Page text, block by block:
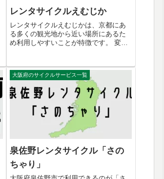
レンタサイクルえむじか
レンタサイクルえむじかは、京都にあ
る多くの観光地から近い場所にあるた
め利用しやすいことが特徴です。 変速
ンタサイクルえむじかの交通アクセス
住所 〒606-8205 京都...
大阪府のサイクルサービス一覧
泉佐野レンタサイクル「さの
ちゃり」